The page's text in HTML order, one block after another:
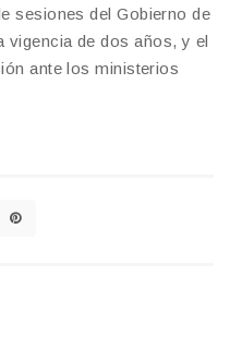
sesiones del Gobierno de
vigencia de dos años, y el
ante los ministerios